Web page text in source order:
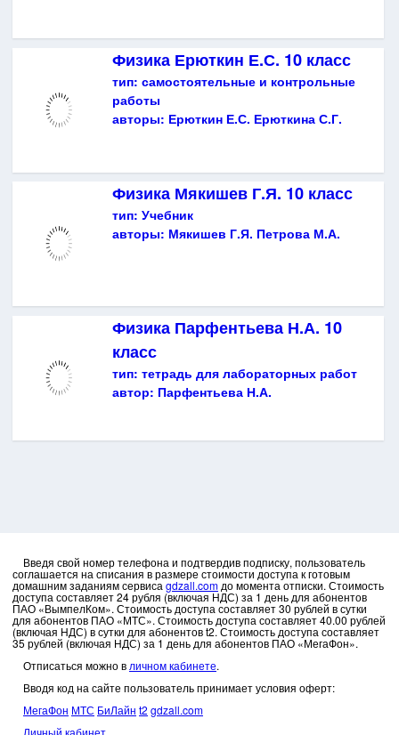
Физика Ерюткин Е.С. 10 класс
тип: самостоятельные и контрольные
работы
авторы: Ерюткин Е.С. Ерюткина С.Г.
Физика Мякишев Г.Я. 10 класс
тип: Учебник
авторы: Мякишев Г.Я. Петрова М.А.
Физика Парфентьева Н.А. 10
класс
тип: тетрадь для лабораторных работ
автор: Парфентьева Н.А.
Введя свой номер телефона и подтвердив подписку, пользователь
соглашается на списания в размере стоимости доступа к готовым
домашним заданиям сервиса gdzall.com до момента отписки. Стоимость
доступа составляет 24 рубля (включая НДС) за 1 день для абонентов
ПАО «ВымпелКом». Стоимость доступа составляет 30 рублей в сутки
для абонентов ПАО «МТС». Стоимость доступа составляет 40.00 рублей
(включая НДС) в сутки для абонентов t2. Стоимость доступа составляет
35 рублей (включая НДС) за 1 день для абонентов ПАО «МегаФон».
Отписаться можно в личном кабинете.
Вводя код на сайте пользователь принимает условия оферт:
МегаФон МТС БиЛайн t2 gdzall.com